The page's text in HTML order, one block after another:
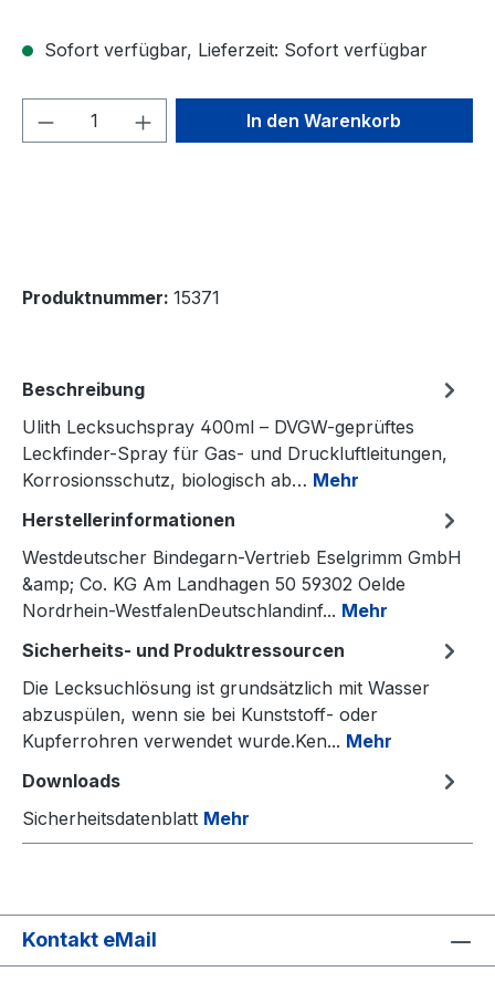
Sofort verfügbar, Lieferzeit: Sofort verfügbar
Produkt Anzahl: Gib denIn den Warenkorb
Produktnummer: 15371
Beschreibung
Ulith Lecksuchspray 400ml – DVGW-geprüftes
Leckfinder-Spray für Gas- und Druckluftleitungen,
Korrosionsschutz, biologisch ab… Mehr
Herstellerinformationen
Westdeutscher Bindegarn-Vertrieb Eselgrimm GmbH
&amp; Co. KG Am Landhagen 50 59302 Oelde
Nordrhein-WestfalenDeutschlandinf... Mehr
Sicherheits- und Produktressourcen
Die Lecksuchlösung ist grundsätzlich mit Wasser
abzuspülen, wenn sie bei Kunststoff- oder
Kupferrohren verwendet wurde.Ken... Mehr
Downloads
Sicherheitsdatenblatt Mehr
Kontakt eMail